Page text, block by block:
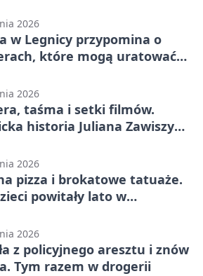
2026
w Legnicy przypomina o
które mogą uratować
2026
taśma i setki filmów.
historia Juliana Zawiszy
2026
pizza i brokatowe tatuaże.
powitały lato w
2026
z policyjnego aresztu i znów
Tym razem w drogerii